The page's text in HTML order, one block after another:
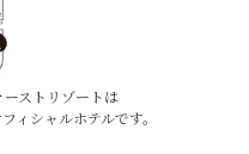
ストリゾートは
ィシャルホテルです。